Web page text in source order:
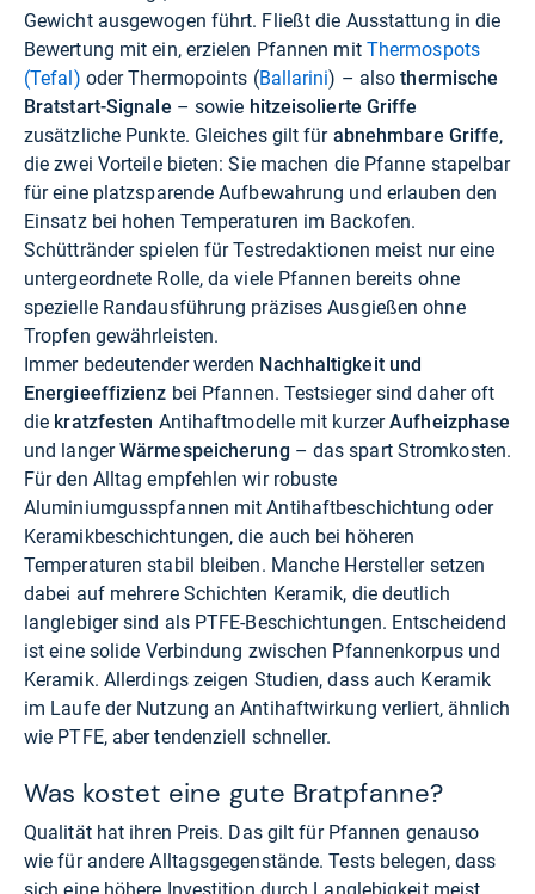
Gewicht ausgewogen führt. Fließt die Ausstattung in die
Bewertung mit ein, erzielen Pfannen mit Thermospots
(Tefal) oder Thermopoints (Ballarini) – alsothermische
Bratstart-Signale – sowie hitzeisolierte Griffe
zusätzliche Punkte. Gleiches gilt für abnehmbare Griffe,
die zwei Vorteile bieten: Sie machen die Pfanne stapelbar
für eine platzsparende Aufbewahrung und erlauben den
Einsatz bei hohen Temperaturen im Backofen.
Schüttränder spielen für Testredaktionen meist nur eine
untergeordnete Rolle, da viele Pfannen bereits ohne
spezielle Randausführung präzises Ausgießen ohne
Tropfen gewährleisten.
Immer bedeutender werden Nachhaltigkeit und
Energieeffizienz bei Pfannen. Testsieger sind daher oft
die kratzfesten Antihaftmodelle mit kurzerAufheizphase
und langerWärmespeicherung – das spart Stromkosten.
Für den Alltag empfehlen wir robuste
Aluminiumgusspfannen mit Antihaftbeschichtung oder
Keramikbeschichtungen, die auch bei höheren
Temperaturen stabil bleiben. Manche Hersteller setzen
dabei auf mehrere Schichten Keramik, die deutlich
langlebiger sind als PTFE-Beschichtungen. Entscheidend
ist eine solide Verbindung zwischen Pfannenkorpus und
Keramik. Allerdings zeigen Studien, dass auch Keramik
im Laufe der Nutzung an Antihaftwirkung verliert, ähnlich
wie PTFE, aber tendenziell schneller.
Was kostet eine gute Bratpfanne?
Qualität hat ihren Preis. Das gilt für Pfannen genauso
wie für andere Alltagsgegenstände. Tests belegen, dass